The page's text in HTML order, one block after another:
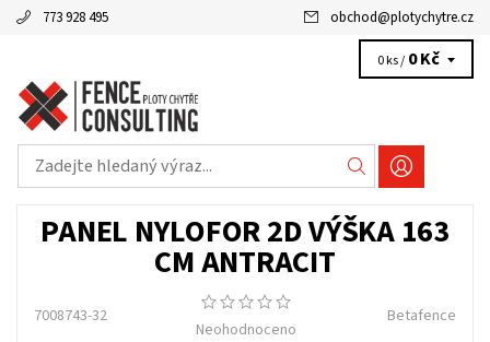
773 928 495 obchod@plotychytre.cz
0 ks / 0 Kč
PANEL NYLOFOR 2D VÝŠKA 163
CM ANTRACIT
7008743-32
Neohodnoceno
Betafence